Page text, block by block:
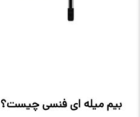
بیم میله‌ ای فنسی چیست؟